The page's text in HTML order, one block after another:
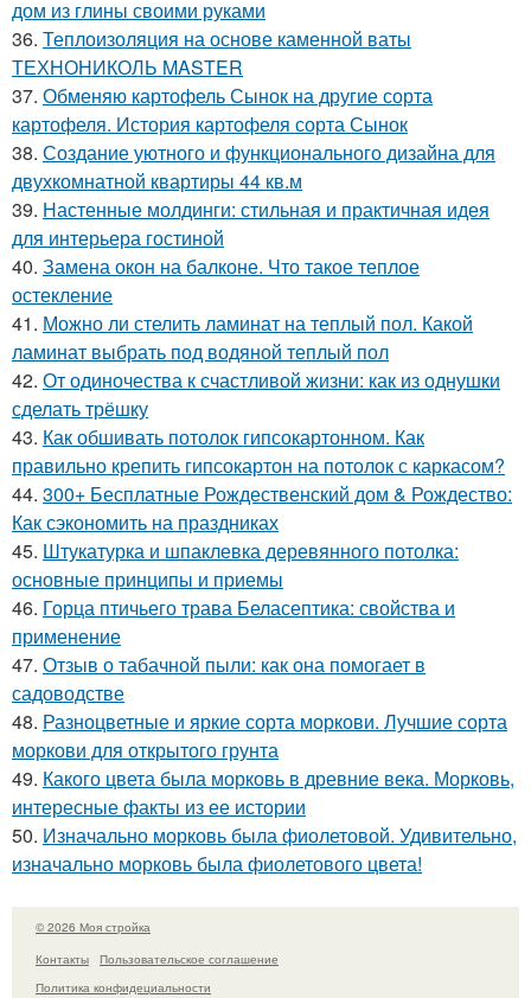
дом из глины своими руками
36. Теплоизоляция на основе каменной ваты
ТЕХНОНИКОЛЬ MASTER
37. Обменяю картофель Сынок на другие сорта
картофеля. История картофеля сорта Сынок
38. Создание уютного и функционального дизайна для
двухкомнатной квартиры 44 кв.м
39. Настенные молдинги: стильная и практичная идея
для интерьера гостиной
40. Замена окон на балконе. Что такое теплое
остекление
41. Можно ли стелить ламинат на теплый пол. Какой
ламинат выбрать под водяной теплый пол
42. От одиночества к счастливой жизни: как из однушки
сделать трёшку
43. Как обшивать потолок гипсокартонном. Как
правильно крепить гипсокартон на потолок с каркасом?
44. 300+ Бесплатные Рождественский дом & Рождество:
Как сэкономить на праздниках
45. Штукатурка и шпаклевка деревянного потолка:
основные принципы и приемы
46. Горца птичьего трава Беласептика: свойства и
применение
47. Отзыв о табачной пыли: как она помогает в
садоводстве
48. Разноцветные и яркие сорта моркови. Лучшие сорта
моркови для открытого грунта
49. Какого цвета была морковь в древние века. Морковь,
интересные факты из ее истории
50. Изначально морковь была фиолетовой. Удивительно,
изначально морковь была фиолетового цвета!
© 2026 Моя стройка
Контакты
Пользовательское соглашение
Политика конфидециальности